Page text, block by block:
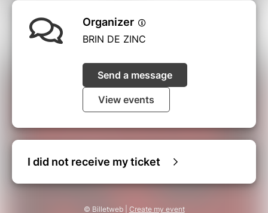
Organizer
BRIN DE ZINC
Send a message
View events
I did not receive my ticket
© Billetweb | Create my event